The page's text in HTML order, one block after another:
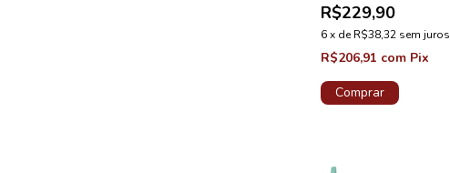
Drama Coleção
Valência
R$229,90
6 x deR$38,32 sem juros
R$206,91 com Pix
Comprar